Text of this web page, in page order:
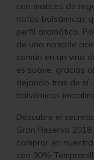
con matices de
notas balsámicas
perfil aromático.
de una notable
común en un vino
es suave, gracias
dejando tras de sí
balsámicas
Descubre el
Gran Reserva
comprar en
con 90%